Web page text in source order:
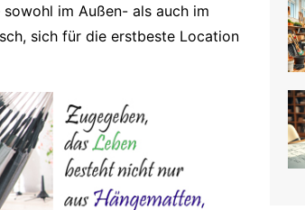
im Außen- als auch im
sich für die erstbeste Location